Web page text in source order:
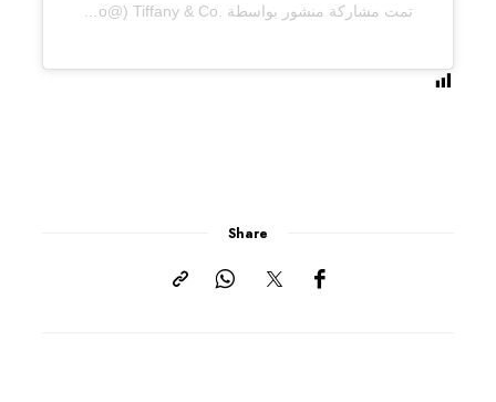
تمت مشاركة منشور بواسطة ‏‎Tiffany & Co.‎‏ (@‏‎tiffanyandco‎‏)
Share